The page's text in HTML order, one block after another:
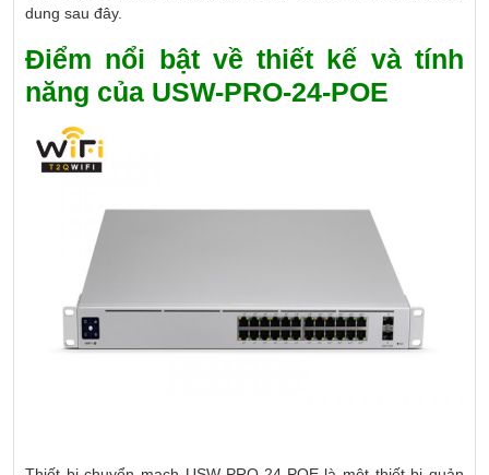
dung sau đây.
Điểm nổi bật về thiết kế và tính
năng của USW-PRO-24-POE